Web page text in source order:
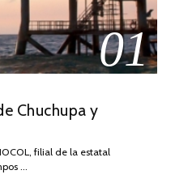
01
2026
Chuchupa y
filial de la estatal
…